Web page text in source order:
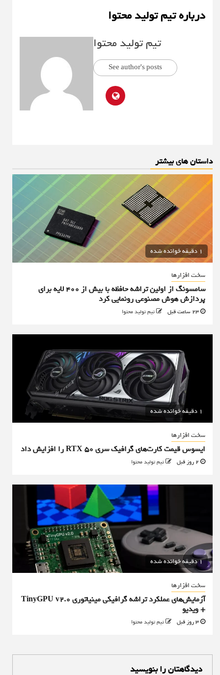
درباره تیم تولید محتوا
تیم تولید محتوا
See author's posts
داستان های بیشتر
1 دقیقه خوانده شده
سخت افزارها
سامسونگ از اولین تراشه حافظه با بیش از ۴۰۰ لایه برای
پردازش هوش مصنوعی رونمایی کرد
تیم تولید محتوا
1 دقیقه خوانده شده
سخت افزارها
ایسوس قیمت کارت‌های گرافیک سری RTX 50 را افزایش داد
تیم تولید محتوا
1 دقیقه خوانده شده
سخت افزارها
آزمایش‌های عملکرد تراشه گرافیکی مینیاتوری TinyGPU v2.0
+ ویدیو
تیم تولید محتوا
دیدگاهتان را بنویسید